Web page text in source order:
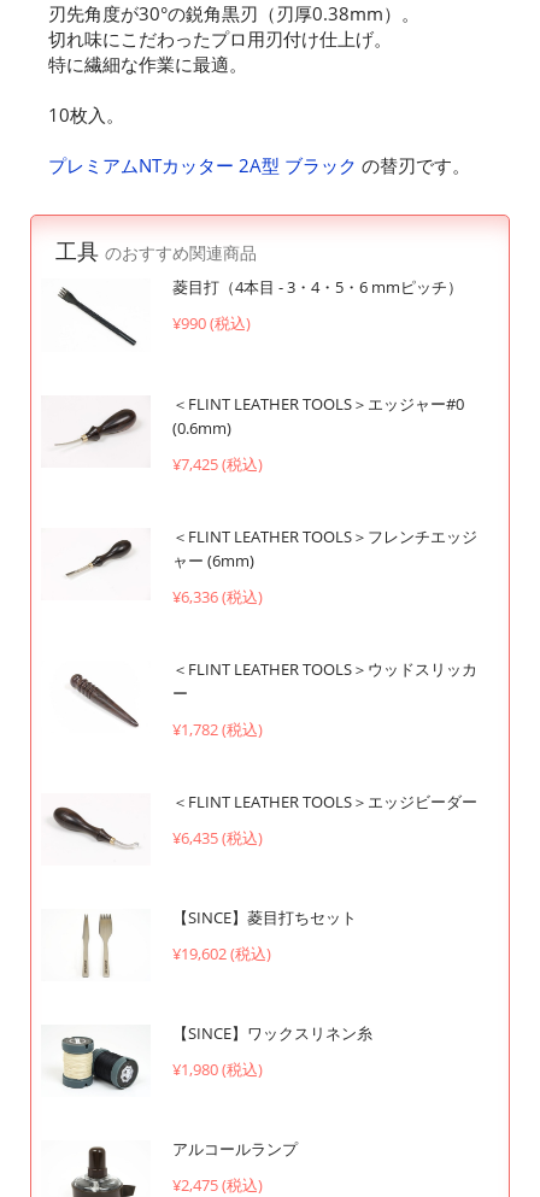
刃先角度が30°の鋭角黒刃（刃厚0.38mm）。
切れ味にこだわったプロ用刃付け仕上げ。
特に繊細な作業に最適。
10枚入。
プレミアムNTカッター 2A型 ブラック の替刃です。
工具 のおすすめ関連商品
菱目打（4本目 - 3・4・5・6 mmピッチ）
¥990 (税込)
＜FLINT LEATHER TOOLS＞エッジャー#0
(0.6mm)
¥7,425 (税込)
＜FLINT LEATHER TOOLS＞フレンチエッジ
ャー (6mm)
¥6,336 (税込)
＜FLINT LEATHER TOOLS＞ウッドスリッカ
ー
¥1,782 (税込)
＜FLINT LEATHER TOOLS＞エッジビーダー
¥6,435 (税込)
【SINCE】菱目打ちセット
¥19,602 (税込)
【SINCE】ワックスリネン糸
¥1,980 (税込)
アルコールランプ
¥2,475 (税込)